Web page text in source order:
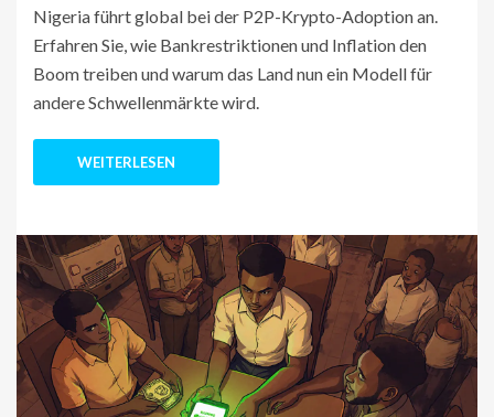
Nigeria führt global bei der P2P-Krypto-Adoption an.
Erfahren Sie, wie Bankrestriktionen und Inflation den
Boom treiben und warum das Land nun ein Modell für
andere Schwellenmärkte wird.
WEITERLESEN